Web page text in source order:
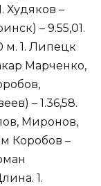
Худяков –
– 9.55,01.
м. 1. Липецк
Марченко,
– 1.36,58.
Миронов,
Коробов –
1.